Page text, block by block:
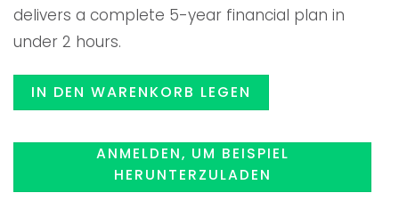
delivers a complete 5-year financial plan in
under 2 hours.
IN DEN WARENKORB LEGEN
ANMELDEN, UM BEISPIEL
HERUNTERZULADEN